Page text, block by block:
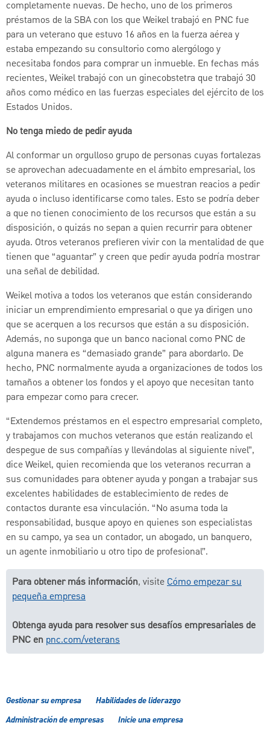
completamente nuevas. De hecho, uno de los primeros
préstamos de la SBA con los que Weikel trabajó en PNC fue
para un veterano que estuvo 16 años en la fuerza aérea y
estaba empezando su consultorio como alergólogo y
necesitaba fondos para comprar un inmueble. En fechas más
recientes, Weikel trabajó con un ginecobstetra que trabajó 30
años como médico en las fuerzas especiales del ejército de los
Estados Unidos.
No tenga miedo de pedir ayuda
Al conformar un orgulloso grupo de personas cuyas fortalezas
se aprovechan adecuadamente en el ámbito empresarial, los
veteranos militares en ocasiones se muestran reacios a pedir
ayuda o incluso identificarse como tales. Esto se podría deber
a que no tienen conocimiento de los recursos que están a su
disposición, o quizás no sepan a quien recurrir para obtener
ayuda. Otros veteranos prefieren vivir con la mentalidad de que
tienen que “aguantar” y creen que pedir ayuda podría mostrar
una señal de debilidad.
Weikel motiva a todos los veteranos que están considerando
iniciar un emprendimiento empresarial o que ya dirigen uno
que se acerquen a los recursos que están a su disposición.
Además, no suponga que un banco nacional como PNC de
alguna manera es “demasiado grande” para abordarlo. De
hecho, PNC normalmente ayuda a organizaciones de todos los
tamaños a obtener los fondos y el apoyo que necesitan tanto
para empezar como para crecer.
“Extendemos préstamos en el espectro empresarial completo,
y trabajamos con muchos veteranos que están realizando el
despegue de sus compañías y llevándolas al siguiente nivel”,
dice Weikel, quien recomienda que los veteranos recurran a
sus comunidades para obtener ayuda y pongan a trabajar sus
excelentes habilidades de establecimiento de redes de
contactos durante esa vinculación. “No asuma toda la
responsabilidad, busque apoyo en quienes son especialistas
en su campo, ya sea un contador, un abogado, un banquero,
un agente inmobiliario u otro tipo de profesional”.
Para obtener más información, visiteCómo empezar su
pequeña empresa
Obtenga ayuda para resolver sus desafíos empresariales de
PNC en pnc.com/veterans
Gestionar su empresa
Habilidades de liderazgo
Administración de empresas
Inicie una empresa